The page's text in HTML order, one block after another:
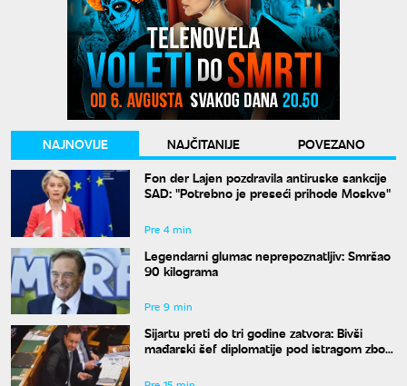
NAJNOVIJE NAJČITANIJE
POVEZANO
Fon der Lajen pozdravila antiruske sankcije
SAD: "Potrebno je preseći prihode Moskve"
Pre 4 min
Legendarni glumac neprepoznatljiv: Smršao
90 kilograma
Pre 9 min
Sijartu preti do tri godine zatvora: Bivši
mađarski šef diplomatije pod istragom zbog